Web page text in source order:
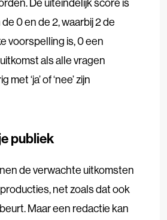
De uiteindelijk score is
0 en de 2, waarbij 2 de
voorspelling is, 0 een
als alle vragen
‘ja’ of ‘nee’ zijn
publiek
de verwachte uitkomsten
net zoals dat ook
Maar een redactie kan